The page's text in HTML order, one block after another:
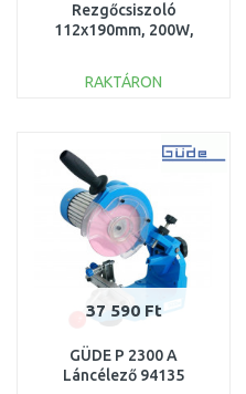
Rezgőcsiszoló
112x190mm, 200W,
RAKTÁRON
Összehasonlítás
37 590 Ft
GÜDE P 2300 A
Láncélező 94135